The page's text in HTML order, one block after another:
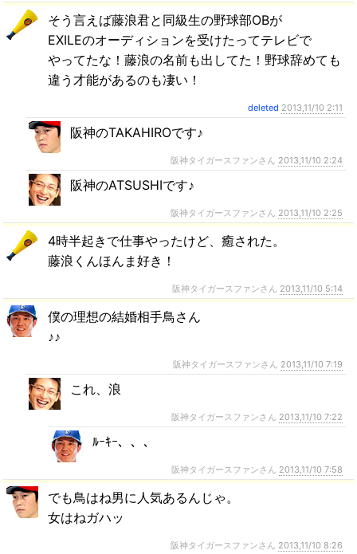
そう言えば藤浪君と同級生の野球部OBが
EXILEのオーディションを受けたってテレビで
やってたな！藤浪の名前も出してた！野球辞めても
違う才能があるのも凄い！
deleted 2013,11/10 2:11
阪神のTAKAHIROです♪
阪神タイガースファンさん 2013,11/10 2:24
阪神のATSUSHIです♪
阪神タイガースファンさん 2013,11/10 2:25
4時半起きで仕事やったけど、癒された。
藤浪くんほんま好き！
阪神タイガースファンさん 2013,11/10 5:14
僕の理想の結婚相手鳥さん
♪♪
阪神タイガースファンさん 2013,11/10 7:19
これ、浪
阪神タイガースファンさん 2013,11/10 7:22
ﾙｰｷｰ、、、
阪神タイガースファンさん 2013,11/10 7:58
でも鳥はね男に人気あるんじゃ。
女はねガハッ
阪神タイガースファンさん 2013,11/10 8:26